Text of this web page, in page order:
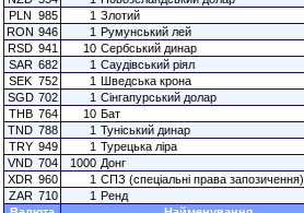
PLN 985 1 Злотий
RON 946 1 Румунський лей
RSD 941 10 Сербський динар
SAR 682 1 Саудівський ріял
SEK 752 1 Шведська крона
SGD 702 1 Сінгапурський долар
THB 764 10 Бат
TND 788 1 Туніський динар
TRY 949 1 Турецька ліра
VND 704 1000 Донг
XDR 960 1 СПЗ (спеціальні права запозичення)
ZAR 710 1 Ренд